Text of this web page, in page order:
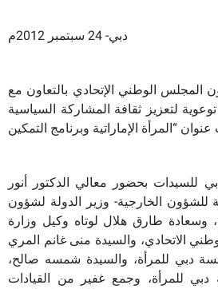
دبي- 24 سبتمبر 2012م
المجلس الوطني الإتحادي بالتعاون مع
لتعزيز ثقافة المشاركة السياسية
للسيدات بحضور معالي الدكتور أنور
الخارجية- وزير الدولة لشؤون
وسعادة طارق هلال لوتاه وكيل وزارة
الاتحادي، والسيدة منى غانم المري
دبي للمرأة، والسيدة شمسه صالح،
دبي للمرأة، وجمع غفير من القيادات